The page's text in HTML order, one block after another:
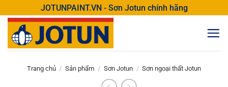
qua
dung
JOTUNPAINT.VN - Sơn Jotun chính hãng
Trang chủ / Sản phẩm / Sơn Jotun / Sơn ngoại thất Jotun